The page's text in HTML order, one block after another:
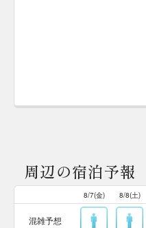
周辺の宿泊予報
8/7(金) 8/8(土)
混雑予想